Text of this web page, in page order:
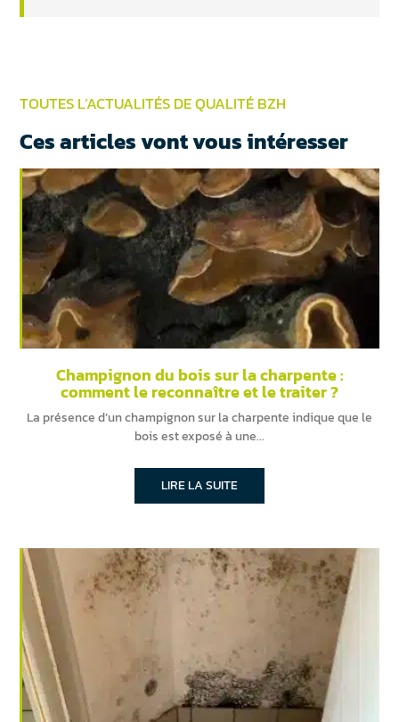
TOUTES L’ACTUALITÉS DE QUALITÉ BZH
Ces articles vont vous intéresser
Champignon du bois sur la charpente :
comment le reconnaître et le traiter ?
La présence d’un champignon sur la charpente indique que le
bois est exposé à une
LIRE LA SUITE